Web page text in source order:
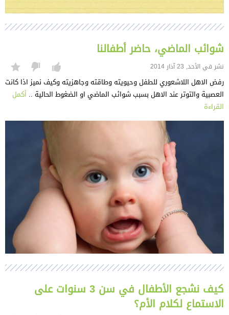
شوائب الماضي، حاضر أطفالنا
نشر في الأحد, 23 آذار 2014
رفض الاهل اللاشعوري للطفل وحيويته وطاقته وجاهزيته وكيف نميز اذا كانت
العصبية والتوتر عند الاهل بسبب شوائب الماضي او الضغوط الحالية .. أكمل
القراءة
كيف نشجع الأطفال في سن 3 سنوات على
الاستماع لكلام الأم؟